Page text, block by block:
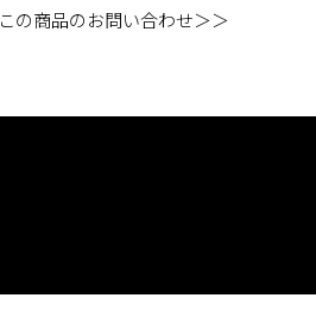
この商品のお問い合わせ＞＞